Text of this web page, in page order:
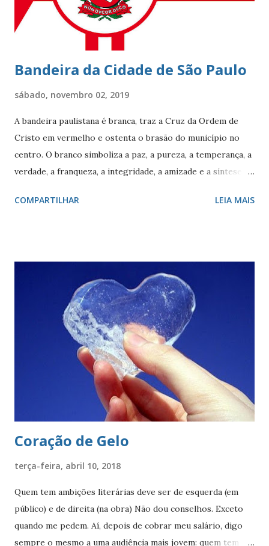
Marselha fundando a empresa ‘Navegação Aliança’ com a
finalidade de explor...
Bandeira da Cidade de São Paulo
sábado, novembro 02, 2019
A bandeira paulistana é branca, traz a Cruz da Ordem de
Cristo em vermelho e ostenta o brasão do município no
centro. O branco simboliza a paz, a pureza, a temperança, a
verdade, a franqueza, a integridade, a amizade e a síntese
valor, a galhardia, a generosidade e a honra. A cruz evoca a
Paulo. O brasão consiste num braço armado empunhando
um pendão branco, de de quatro pontas farpadas,
ostentando a cruz da Ordem de Cristo. O pendão está
fixado em uma haste lanceada, em prata. Encimando o
escudo há uma coroa em ouro, com quatro torres, três
ameias, com uma porta cada. Suportes: dois ramos de café,
frutificados, na sua cor natural. Divisa: ‘Non ducor duco’
(não sou conduzido, conduzo). . A cr...
COMPARTILHAR LEIA MAIS
Coração de Gelo
terça-feira, abril 10, 2018
Quem tem ambições literárias deve ser de esquerda (em
público) e de direita (na obra) Não dou conselhos. Exceto
quando me pedem. Aí, depois de cobrar meu salário, digo
sempre o mesmo a uma audiência mais jovem: quem tem